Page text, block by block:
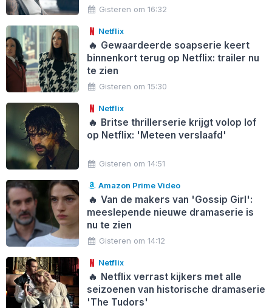
Gisteren om 16:32
Netflix
🔥 Gewaardeerde soapserie keert
binnenkort terug op Netflix: trailer nu
te zien
Gisteren om 15:30
Netflix
🔥 Britse thrillerserie krijgt volop lof
op Netflix: 'Meteen verslaafd'
Gisteren om 14:51
Amazon Prime Video
🔥 Van de makers van 'Gossip Girl':
meeslepende nieuwe dramaserie is
nu te zien
Gisteren om 14:12
Netflix
🔥 Netflix verrast kijkers met alle
seizoenen van historische dramaserie
'The Tudors'